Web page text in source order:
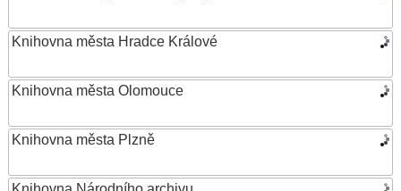
Knihovna města Hradce Králové
Knihovna města Olomouce
Knihovna města Plzně